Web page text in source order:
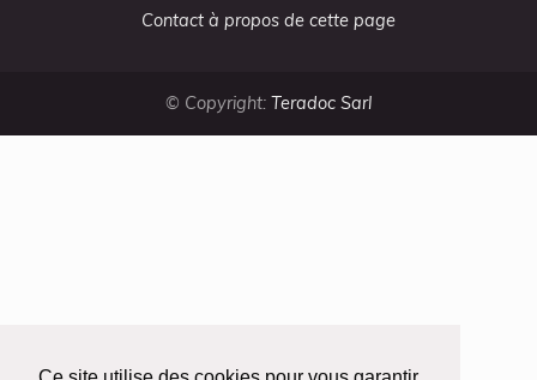
Contact à propos de cette page
© Copyright: Teradoc Sarl